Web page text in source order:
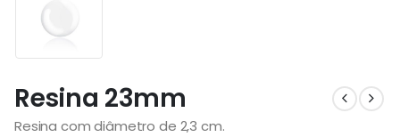
Resina 23mm
Resina com diâmetro de 2,3 cm.